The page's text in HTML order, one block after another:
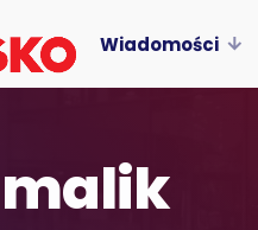
Wiadomości
malik